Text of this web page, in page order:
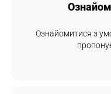
Ознайомитися з